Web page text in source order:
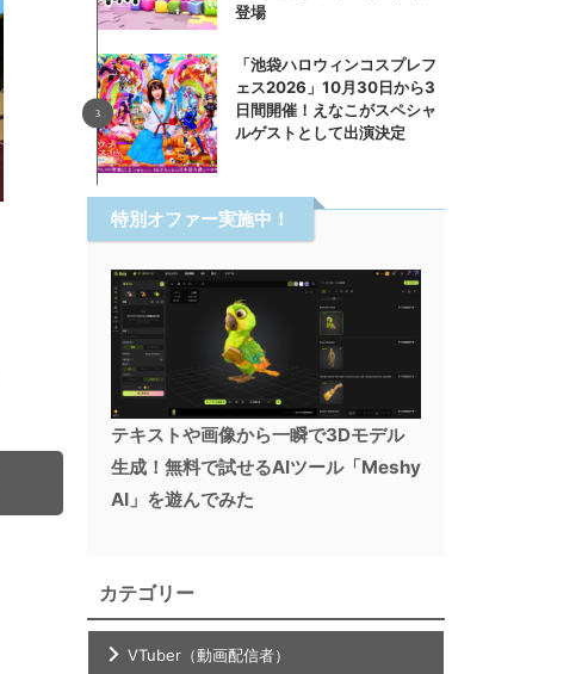
登場
「池袋ハロウィンコスプレフ
ェス2026」10月30日から3
日間開催！えなこがスペシャ
ルゲストとして出演決定
特別オファー実施中！
テキストや画像から一瞬で3Dモデル
生成！無料で試せるAIツール「Meshy
AI」を遊んでみた
カテゴリー
VTuber（動画配信者）